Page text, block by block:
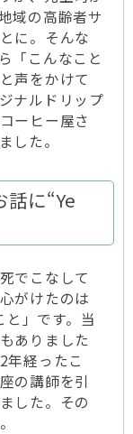
域の高齢者サ
に。そんな
「こんなこと
声をかけて
ナルドリップ
ーヒー屋さ
した。
に“Ye
でこなして
がけたのは
と」です。当
ありました
年経ったこ
の講師を引
した。その